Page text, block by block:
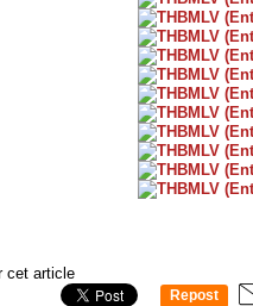
cet article
Repost